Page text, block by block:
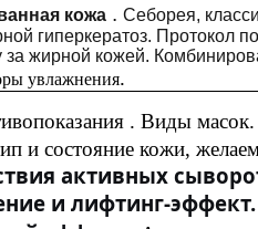
кожа .Себорея,
гиперкератоз. Протокол
за жирной кожей.
увлажнения.
. Виды
и состояние кожи,
активных
и лифтинг-эффект.